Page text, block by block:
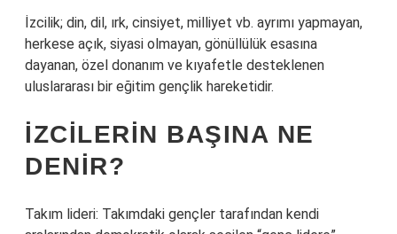
İzcilik; din, dil, ırk, cinsiyet, milliyet vb. ayrımı yapmayan,
herkese açık, siyasi olmayan, gönüllülük esasına
dayanan, özel donanım ve kıyafetle desteklenen
uluslararası bir eğitim gençlik hareketidir.
İZCILERIN BAŞINA NE
DENIR?
Takım lideri: Takımdaki gençler tarafından kendi